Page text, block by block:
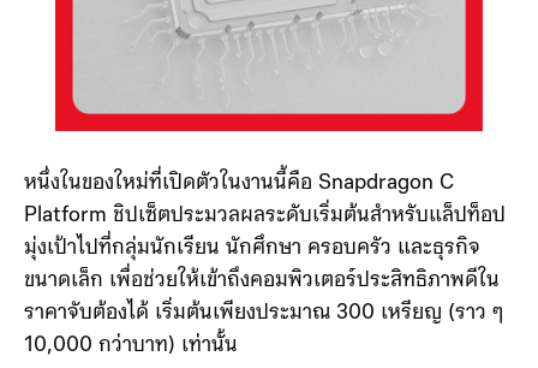
หนึ่งในของใหม่ที่เปิดตัวในงานนี้คือ Snapdragon C
Platform ชิปเซ็ตประมวลผลระดับเริ่มต้นสำหรับแล็ปท็อป
มุ่งเป้าไปที่กลุ่มนักเรียน นักศึกษา ครอบครัว และธุรกิจ